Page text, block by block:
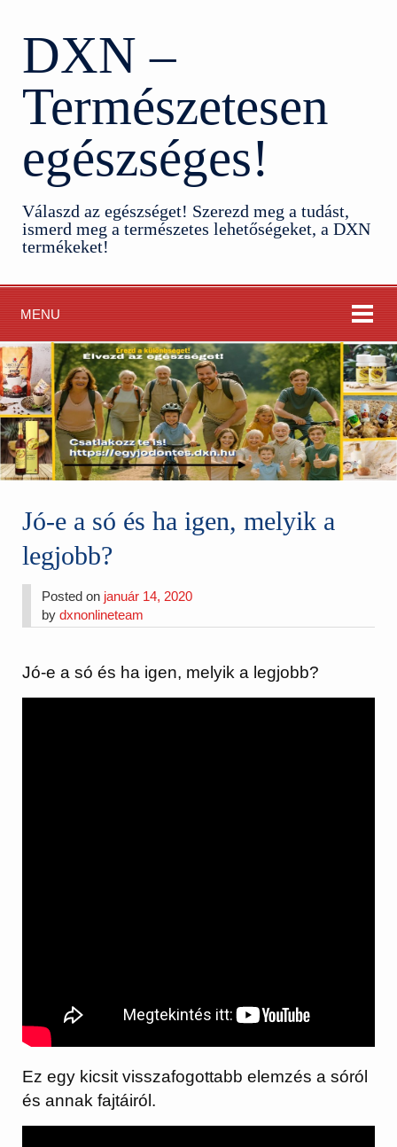
DXN –
Természetesen
egészséges!
Válaszd az egészséget! Szerezd meg a tudást,
ismerd meg a természetes lehetőségeket, a DXN
termékeket!
MENU
Jó-e a só és ha igen, melyik a
legjobb?
Posted on január 14, 2020
bydxnonlineteam
Jó-e a só és ha igen, melyik a legjobb?
Ez egy kicsit visszafogottabb elemzés a sóról
és annak fajtáiról.